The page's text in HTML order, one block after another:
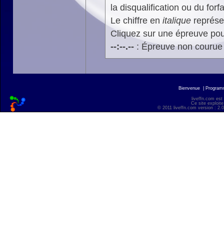
la disqualification ou du
Le chiffre en italique
Cliquez sur une épreuve
--:--.--: Épreuve non
Bienvenue
liveffn.com est
Ce site
© 2011 liveffn.com version :